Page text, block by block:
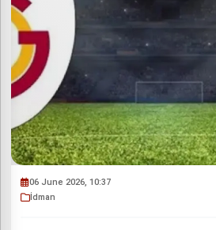
06 June 2026, 10:37
İdman